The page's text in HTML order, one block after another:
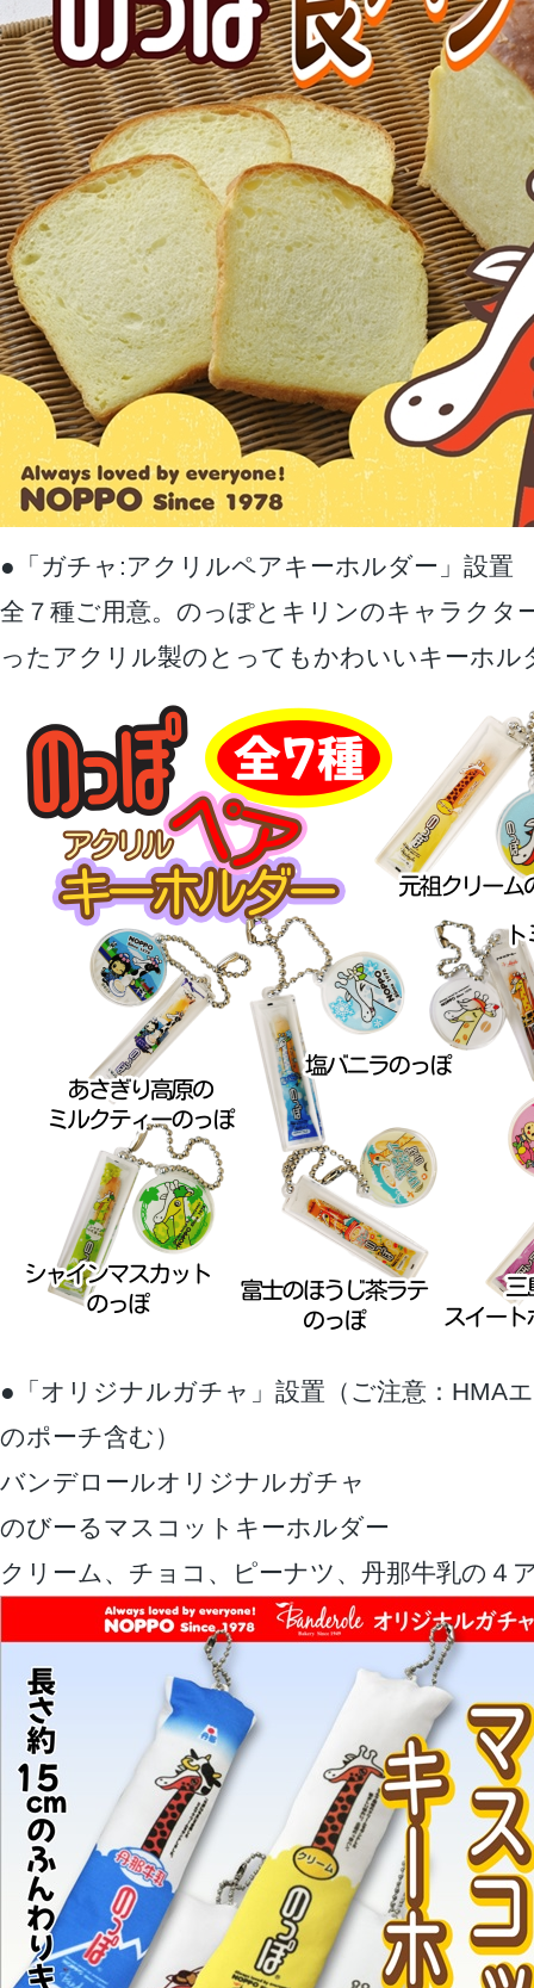
●「ガチャ:アクリルペアキーホルダー」設置
全７種ご用意。のっぽとキリンのキャラクタ
ったアクリル製のとってもかわいいキーホル
●「オリジナルガチャ」設置（ご注意：HMA
のポーチ含む）
バンデロールオリジナルガチャ
のびーるマスコットキーホルダー
クリーム、チョコ、ピーナツ、丹那牛乳の４